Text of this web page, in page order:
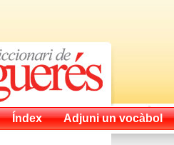
Índex Adjuni un vocàbol